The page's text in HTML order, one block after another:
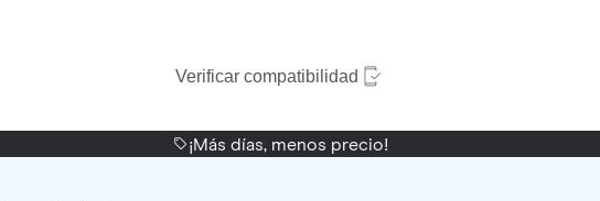
Verificar compatibilidad
¡Más días, menos precio!